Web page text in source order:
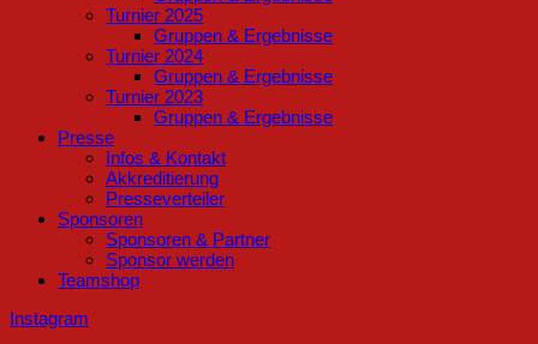
Turnier 2025
Gruppen & Ergebnisse
Turnier 2024
Gruppen & Ergebnisse
Turnier 2023
Gruppen & Ergebnisse
Presse
Infos & Kontakt
Akkreditierung
Presseverteiler
Sponsoren
Sponsoren & Partner
Sponsor werden
Teamshop
Instagram